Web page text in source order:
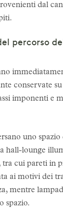
dal
percorso
conservate
imponenti e
uno
hall-lounge
cui pareti in
ai motivi dei
mentre
spazio.